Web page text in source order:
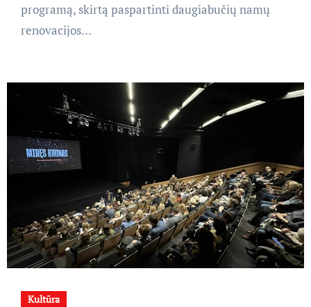
programą, skirtą paspartinti daugiabučių namų
renovacijos…
Kultūra